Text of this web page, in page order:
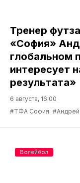
Тренер
«София»
глобальном
интересует
результата»
6 августа, 16:00
#ТФА София
Волейбол